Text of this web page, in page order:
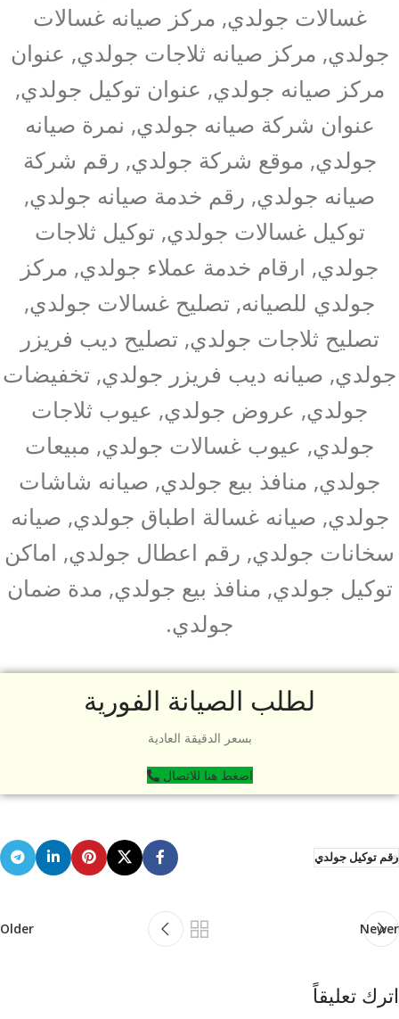
غسالات جولدي, مركز صيانه غسالات
جولدي, مركز صيانه ثلاجات جولدي, عنوان
مركز صيانه جولدي, عنوان توكيل جولدي,
عنوان شركة صيانه جولدي, نمرة صيانه
جولدي, موقع شركة جولدي, رقم شركة
صيانه جولدي, رقم خدمة صيانه جولدي,
توكيل غسالات جولدي, توكيل ثلاجات
جولدي, ارقام خدمة عملاء جولدي, مركز
جولدي للصيانه, تصليح غسالات جولدي,
تصليح ثلاجات جولدي, تصليح ديب فريزر
جولدي, صيانه ديب فريزر جولدي, تخفيضات
جولدي, عروض جولدي, عيوب ثلاجات
جولدي, عيوب غسالات جولدي, مبيعات
جولدي, منافذ بيع جولدي, صيانه شاشات
جولدي, صيانه غسالة اطباق جولدي, صيانه
سخانات جولدي, رقم اعطال جولدي, اماكن
توكيل جولدي, منافذ بيع جولدي, مدة ضمان
جولدي.
لطلب الصيانة الفورية
بسعر الدقيقة العادية
اضغط هنا للاتصال
رقم توكيل جولدي
Newer
Older
اترك تعليقاً